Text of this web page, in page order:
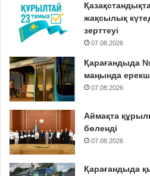
жақсылық
зерттеуі
07.08.2026
Қарағандыда
маңында
07.08.2026
Аймақта
бөленді
07.08.2026
Қарағандыда